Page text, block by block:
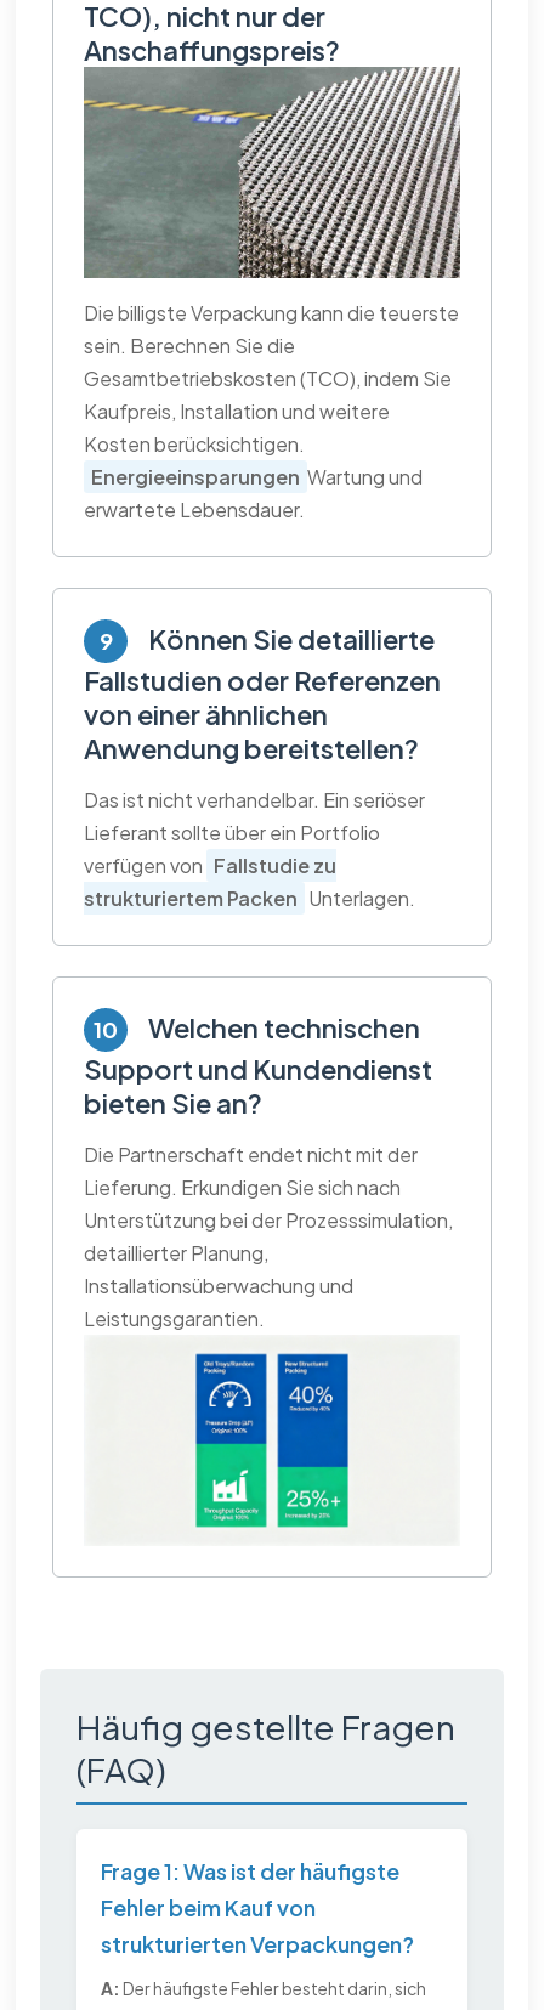
TCO), nicht nur der
Anschaffungspreis?
Die billigste Verpackung kann die teuerste
sein. Berechnen Sie die
Gesamtbetriebskosten (TCO), indem Sie
Kaufpreis, Installation und weitere
Kosten berücksichtigen.
Energieeinsparungen Wartung und
erwartete Lebensdauer.
9
Können Sie detaillierte
Fallstudien oder Referenzen
von einer ähnlichen
Anwendung bereitstellen?
Das ist nicht verhandelbar. Ein seriöser
Lieferant sollte über ein Portfolio
verfügen von Fallstudie zu
strukturiertem Packen Unterlagen.
10
Welchen technischen
Support und Kundendienst
bieten Sie an?
Die Partnerschaft endet nicht mit der
Lieferung. Erkundigen Sie sich nach
Unterstützung bei der Prozesssimulation,
detaillierter Planung,
Installationsüberwachung und
Leistungsgarantien.
Häufig gestellte Fragen
(FAQ)
Frage 1: Was ist der häufigste
Fehler beim Kauf von
strukturierten Verpackungen?
A: Der häufigste Fehler besteht darin, sich